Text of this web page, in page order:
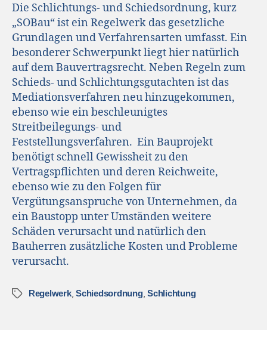
Die Schlichtungs- und Schiedsordnung, kurz
„SOBau“ ist ein Regelwerk das gesetzliche
Grundlagen und Verfahrensarten umfasst. Ein
besonderer Schwerpunkt liegt hier natürlich
auf dem Bauvertragsrecht. Neben Regeln zum
Schieds- und Schlichtungsgutachten ist das
Mediationsverfahren neu hinzugekommen,
ebenso wie ein beschleunigtes
Streitbeilegungs- und
Feststellungsverfahren. Ein Bauprojekt
benötigt schnell Gewissheit zu den
Vertragspflichten und deren Reichweite,
ebenso wie zu den Folgen für
Vergütungsanspruche von Unternehmen, da
ein Baustopp unter Umständen weitere
Schäden verursacht und natürlich den
Bauherren zusätzliche Kosten und Probleme
verursacht.
Regelwerk,Schiedsordnung,Schlichtung